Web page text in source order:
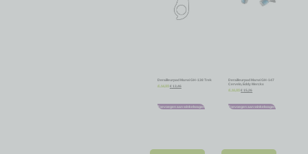
Derailleurpad Marwi GH-138 Trek
14,95 €13,46
Toevoegen aan winkelwagen
Derailleurpad Marwi GH-147
Cervelo, Eddy Merckx
€16,95 €15,26
Toevoegen aan winkelwagen